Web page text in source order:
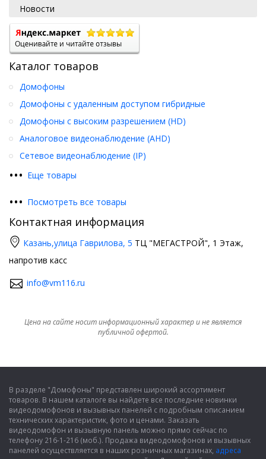
Новости
Каталог товаров
••• Еще товары
Домофоны
Домофоны с удаленным доступом гибридные
Домофоны с высоким разрешением (HD)
Аналоговое видеонаблюдение (AHD)
Сетевое видеонаблюдение (IP)
••• Посмотреть все товары
Контактная информация
Казань,улица Гаврилова, 5 ТЦ "МЕГАСТРОЙ", 1 Этаж,
напротив касс
info@vm116.ru
Цена на сайте носит информационный характер и не является
публичной офертой.
В разделе "Домофоны" представлен широкий ассортимент
товаров. В нашем каталоге вы найдете все последние новинки
видеодомофонов и вызывных панелей с подробным описанием
технических характеристик, фото и ценами. Заказать
видеодомофон и вызывную панель можно прямо сейчас по
телефону 216-1-216 (моб.). Продажа видеодомофонов и вызывных
панелей осуществляется в наших розничных магазинах, адреса